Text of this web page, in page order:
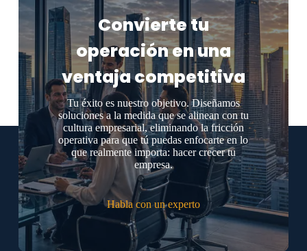
Convierte tu
operación en una
ventaja competitiva
Tu éxito es nuestro objetivo. Diseñamos
soluciones a la medida que se alinean con tu
cultura empresarial, eliminando la fricción
operativa para que tú puedas enfocarte en lo
que realmente importa: hacer crecer tu
empresa.
Habla con un experto